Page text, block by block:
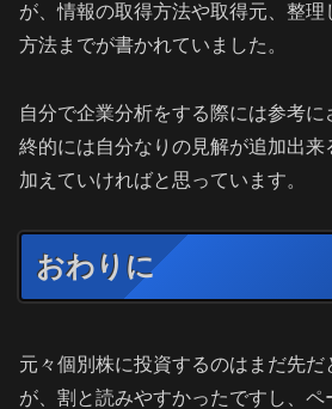
が、情報の取得方法や取得元、整理
方法までが書かれていました。
自分で企業分析をする際には参考
終的には自分なりの見解が追加出来
加えていければと思っています。
おわりに
元々個別株に投資するのはまだ先だ
が、割と読みやすかったですし、